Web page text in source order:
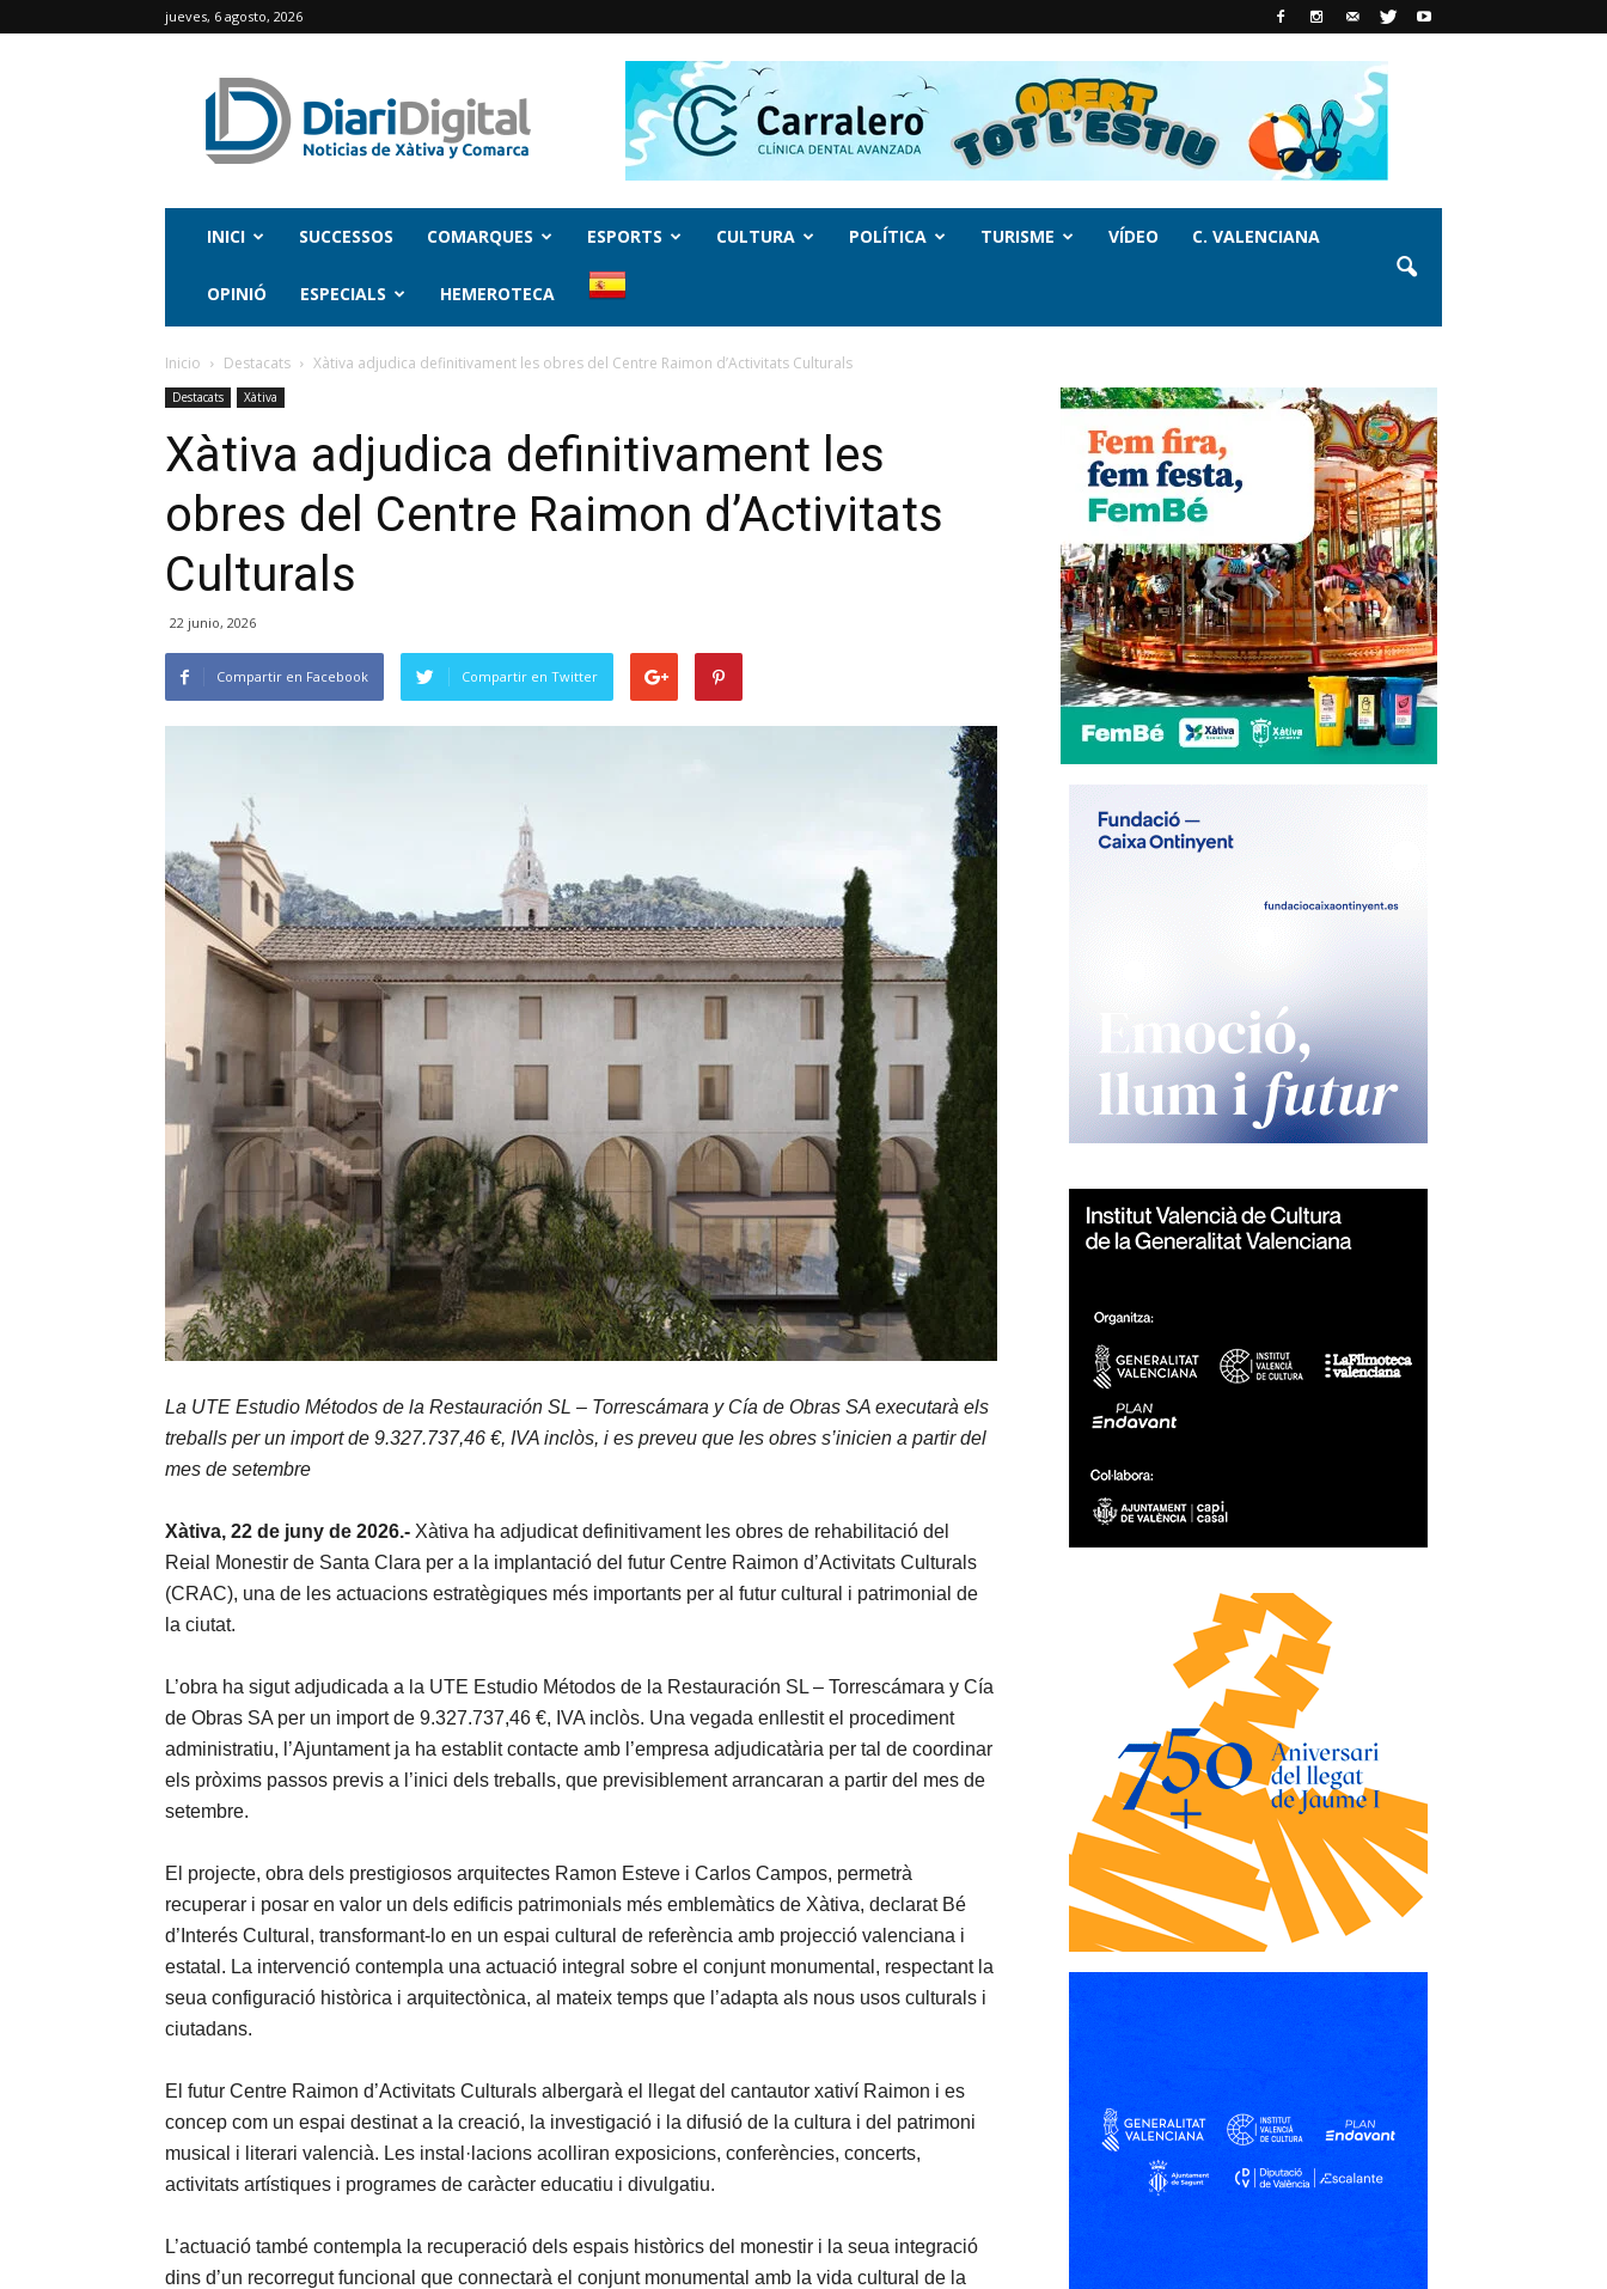
jueves, 6 agosto, 2026
INICI SUCCESSOS COMARQUES ESPORTS CULTURA POLÍTICA TURISME VÍDEO C. VALENCIANA
OPINIÓ ESPECIALS HEMEROTECA
Inicio Destacats Xàtiva adjudica definitivament les obres del Centre Raimon d’Activitats Culturals
Destacats Xàtiva
Xàtiva adjudica definitivament les
obres del Centre Raimon d’Activitats
Culturals
22 junio, 2026
Compartir en Facebook Compartir en Twitter
La UTE Estudio Métodos de la Restauración SL – Torrescámara y Cía de Obras SA executarà els
treballs per un import de 9.327.737,46 €, IVA inclòs, i es preveu que les obres s’inicien a partir del
mes de setembre
Xàtiva, 22 de juny de 2026.- Xàtiva ha adjudicat definitivament les obres de rehabilitació del
Reial Monestir de Santa Clara per a la implantació del futur Centre Raimon d’Activitats Culturals
(CRAC), una de les actuacions estratègiques més importants per al futur cultural i patrimonial de
la ciutat.
L’obra ha sigut adjudicada a la UTE Estudio Métodos de la Restauración SL – Torrescámara y Cía
de Obras SA per un import de 9.327.737,46 €, IVA inclòs. Una vegada enllestit el procediment
administratiu, l’Ajuntament ja ha establit contacte amb l’empresa adjudicatària per tal de coordinar
els pròxims passos previs a l’inici dels treballs, que previsiblement arrancaran a partir del mes de
setembre.
El projecte, obra dels prestigiosos arquitectes Ramon Esteve i Carlos Campos, permetrà
recuperar i posar en valor un dels edificis patrimonials més emblemàtics de Xàtiva, declarat Bé
d’Interés Cultural, transformant-lo en un espai cultural de referència amb projecció valenciana i
estatal. La intervenció contempla una actuació integral sobre el conjunt monumental, respectant la
seua configuració històrica i arquitectònica, al mateix temps que l’adapta als nous usos culturals i
ciutadans.
El futur Centre Raimon d’Activitats Culturals albergarà el llegat del cantautor xativí Raimon i es
concep com un espai destinat a la creació, la investigació i la difusió de la cultura i del patrimoni
musical i literari valencià. Les instal·lacions acolliran exposicions, conferències, concerts,
activitats artístiques i programes de caràcter educatiu i divulgatiu.
L’actuació també contempla la recuperació dels espais històrics del monestir i la seua integració
dins d’un recorregut funcional que connectarà el conjunt monumental amb la vida cultural de la